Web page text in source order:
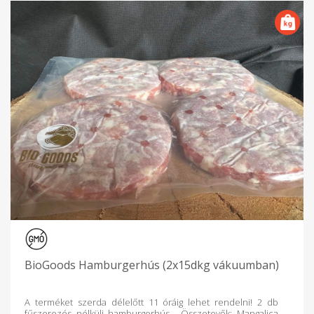
(2015): Fecskehasú mangalica tenyész-kocasüldő I.díj, II.díj -
Farmer Expo (2015): Legszebb mangalica malacos koca -
Farmer Expo (2015): Sertéstenyésztés Nagydíj - OMÉK (2015):
Kiállítói elismerés, mangalica kategóriában nem volt minősítés
- A kiállításokon minden alkalommal állítottunk ki vágóállatokat
is, melyeket nem bíráltak, csak a tenyészállatokat. - 2016-tól
nem tartottak sertés kategóriában tenyészbírálatot a
fenyegető ASP miatt. - 2019: Prima Primissima, az év
mezőgazdasági vállalkozója B-A-Z megyében Reméljük
termékeink az Önök elégedettségét is elérik. Termékeinkhez
jó étvágyat kívánunk!
BioGoods Hamburgerhús (2x15dkg vákuumban)
A terméket szerda délelőtt 11 óráig lehet rendelni! 2 db